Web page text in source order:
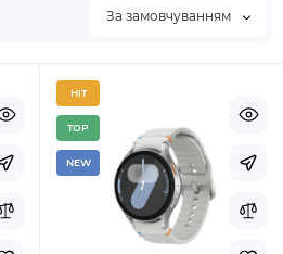
За замовчуванням
HIT
TOP
NEW